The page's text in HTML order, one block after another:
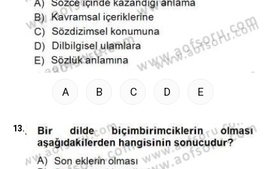
A B C D E
13.